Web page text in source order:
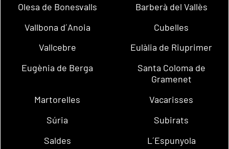
Olesa de Bonesvalls
Barberà del Vallès
Vallbona d´Anoia
Cubelles
Vallcebre
Eulàlia de Riuprimer
Eugènia de Berga
Santa Coloma de
Gramenet
Martorelles
Vacarisses
Súria
Subirats
Saldes
L´Espunyola